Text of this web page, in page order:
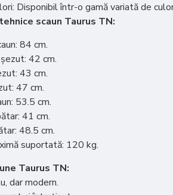
Disponibil într-o gamă variată de
scaun Taurus TN:
84 cm.
42 cm.
43 cm.
47 cm.
53.5 cm.
41 cm.
48.5 cm.
suportată: 120 kg.
Taurus TN:
dar modern.